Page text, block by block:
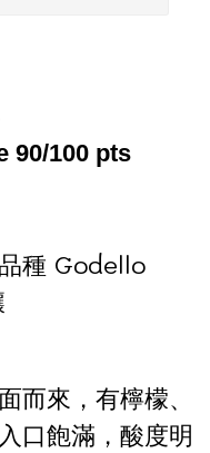
90/100 pts
種 Godello
而來，有檸檬、
口飽滿，酸度明